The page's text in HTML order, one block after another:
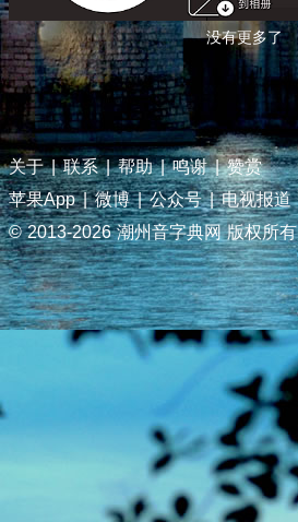
没有更多了
关于 | 联系 | 帮助 | 鸣谢 | 赞赏
苹果App | 微博 | 公众号 | 电视报道
© 2013-2026 潮州音字典网 版权所有